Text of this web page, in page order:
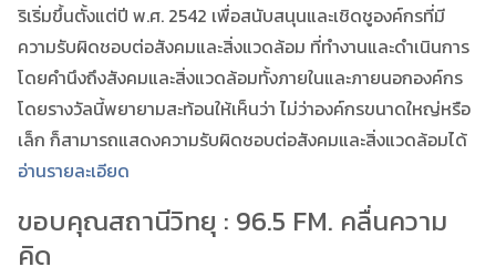
ริเริ่มขึ้นตั้งแต่ปี พ.ศ. 2542 เพื่อสนับสนุนและเชิดชูองค์กรที่มี
ความรับผิดชอบต่อสังคมและสิ่งแวดล้อม ที่ทำงานและดำเนินการ
โดยคำนึงถึงสังคมและสิ่งแวดล้อมทั้งภายในและภายนอกองค์กร
โดยรางวัลนี้พยายามสะท้อนให้เห็นว่า ไม่ว่าองค์กรขนาดใหญ่หรือ
เล็ก ก็สามารถแสดงความรับผิดชอบต่อสังคมและสิ่งแวดล้อมได้
อ่านรายละเอียด
ขอบคุณสถานีวิทยุ : 96.5 FM. คลื่นความ
คิด